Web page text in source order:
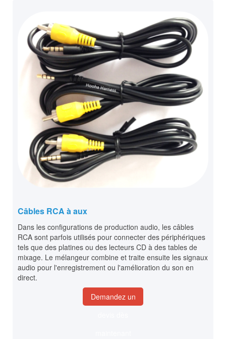
Câbles RCA à aux
Dans les configurations de production audio, les câbles
RCA sont parfois utilisés pour connecter des périphériques
tels que des platines ou des lecteurs CD à des tables de
mixage. Le mélangeur combine et traite ensuite les signaux
audio pour l'enregistrement ou l'amélioration du son en
direct.
Demandez un